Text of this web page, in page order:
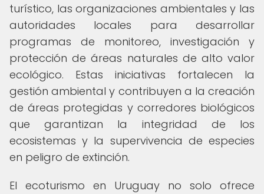
turístico, las organizaciones ambientales y las
autoridades locales para desarrollar
programas de monitoreo, investigación y
protección de áreas naturales de alto valor
ecológico. Estas iniciativas fortalecen la
gestión ambiental y contribuyen a la creación
de áreas protegidas y corredores biológicos
que garantizan la integridad de los
ecosistemas y la supervivencia de especies
en peligro de extinción.
El ecoturismo en Uruguay no solo ofrece